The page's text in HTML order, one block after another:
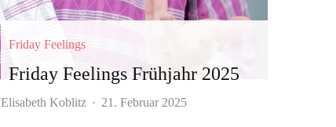
Friday Feelings
Friday Feelings Frühjahr 2025
Elisabeth Koblitz · 21. Februar 2025